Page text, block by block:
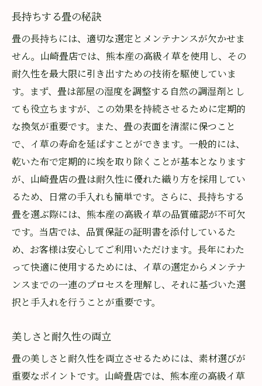
長持ちする畳の秘訣
畳の長持ちには、適切な選定とメンテナンスが欠かせま
せん。山崎畳店では、熊本産の高級イ草を使用し、その
耐久性を最大限に引き出すための技術を駆使していま
す。まず、畳は部屋の湿度を調整する自然の調湿剤とし
ても役立ちますが、この効果を持続させるために定期的
な換気が重要です。また、畳の表面を清潔に保つこと
で、イ草の寿命を延ばすことができます。一般的には、
乾いた布で定期的に埃を取り除くことが基本となります
が、山崎畳店の畳は耐久性に優れた織り方を採用してい
るため、日常の手入れも簡単です。さらに、長持ちする
畳を選ぶ際には、熊本産の高級イ草の品質確認が不可欠
です。当店では、品質保証の証明書を添付しているた
め、お客様は安心してご利用いただけます。長年にわた
って快適に使用するためには、イ草の選定からメンテナ
ンスまでの一連のプロセスを理解し、それに基づいた選
択と手入れを行うことが重要です。
美しさと耐久性の両立
畳の美しさと耐久性を両立させるためには、素材選びが
重要なポイントです。山崎畳店では、熊本産の高級イ草